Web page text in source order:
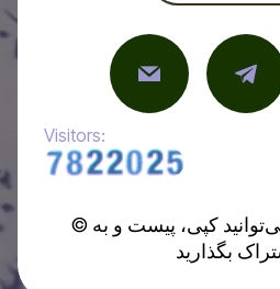
Visitors:
© بدون حق نشر - می‌توانید کپی، پیست و به